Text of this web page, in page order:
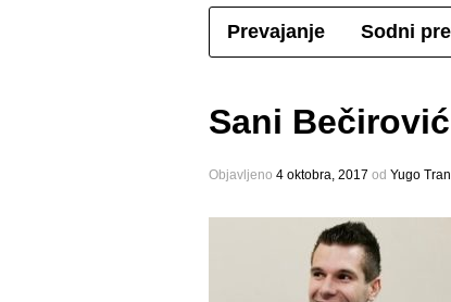
Prevajanje Sodni
Sani
Objavljeno 4 oktobra, 2017 оd Yugo